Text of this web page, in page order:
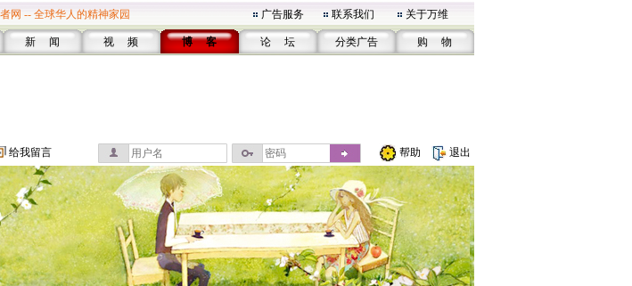
网 -- 全球华人的精神家园 广告服务 联系我们 关于万维
新 闻 视 频 博 客 论 坛 分类广告 购 物
给我留言 帮助 退出